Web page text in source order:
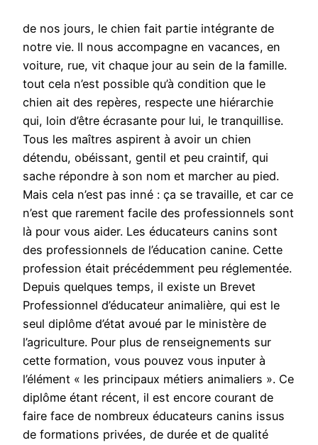
de nos jours, le chien fait partie intégrante de
notre vie. Il nous accompagne en vacances, en
voiture, rue, vit chaque jour au sein de la famille.
tout cela n’est possible qu’à condition que le
chien ait des repères, respecte une hiérarchie
qui, loin d’être écrasante pour lui, le tranquillise.
Tous les maîtres aspirent à avoir un chien
détendu, obéissant, gentil et peu craintif, qui
sache répondre à son nom et marcher au pied.
Mais cela n’est pas inné : ça se travaille, et car ce
n’est que rarement facile des professionnels sont
là pour vous aider. Les éducateurs canins sont
des professionnels de l’éducation canine. Cette
profession était précédemment peu réglementée.
Depuis quelques temps, il existe un Brevet
Professionnel d’éducateur animalière, qui est le
seul diplôme d’état avoué par le ministère de
l’agriculture. Pour plus de renseignements sur
cette formation, vous pouvez vous inputer à
l’élément « les principaux métiers animaliers ». Ce
diplôme étant récent, il est encore courant de
faire face de nombreux éducateurs canins issus
de formations privées, de durée et de qualité